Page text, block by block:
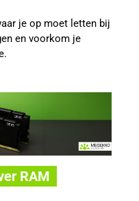
je op moet letten bij
en voorkom je
RAM